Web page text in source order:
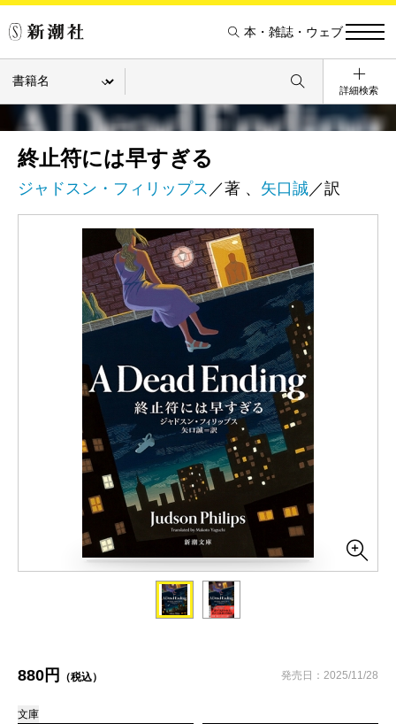
本・雑誌・ウェブ
詳細検索
終止符には早すぎる
ジャドスン・フィリップス ／著 、 矢口誠／訳
880円 （税込） 発売日：2025/11/28
文庫